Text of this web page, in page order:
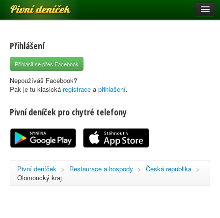
Pivní deníček
Pivní mapa
Pivní značky
Nápověda
Registrace
Přihlášení
Přihlásit se přes Facebook
Nepoužíváš Facebook?
Pak je tu klasická registrace a přihlašení.
Pivní deníček pro chytré telefony
Pivní deníček > Restaurace a hospody > Česká republika >
Olomoucký kraj